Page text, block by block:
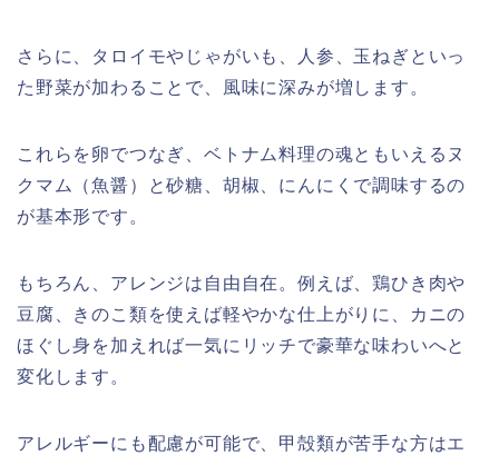
さらに、タロイモやじゃがいも、人参、玉ねぎといっ
た野菜が加わることで、風味に深みが増します。
これらを卵でつなぎ、ベトナム料理の魂ともいえるヌ
クマム（魚醤）と砂糖、胡椒、にんにくで調味するの
が基本形です。
もちろん、アレンジは自由自在。例えば、鶏ひき肉や
豆腐、きのこ類を使えば軽やかな仕上がりに、カニの
ほぐし身を加えれば一気にリッチで豪華な味わいへと
変化します。
アレルギーにも配慮が可能で、甲殻類が苦手な方はエ